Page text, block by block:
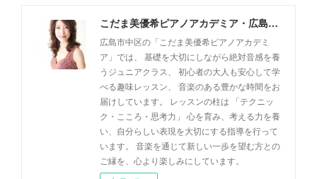
こだま美優希ピアノアカデミア・広島市中区
広島市中区の「こだま美優希ピアノアカデミ
ア」では、 基礎を大切にしながら絶対音感を養
うジュニアクラス、 初心者の大人も安心して学
べる趣味レッスン、 音楽のある豊かな時間をお
届けしています。 レッスンの柱は 「テクニッ
ク・こころ・思考力」 心を育み、考える力を養
い、自分らしい表現を大切にする指導を行って
います。 音楽を通じて新しい一歩を望む方との
ご縁を、心より楽しみにしています。